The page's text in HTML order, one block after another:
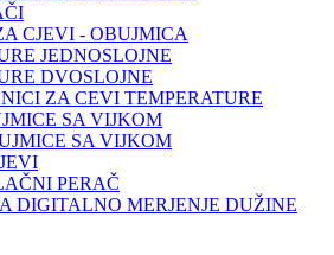
CJEVI - OBUJMICA
JEDNOSLOJNE
DVOSLOJNE
ZA CEVI TEMPERATURE
SA VIJKOM
SA VIJKOM
PERAČ
DIGITALNO MERJENJE DUŽINE